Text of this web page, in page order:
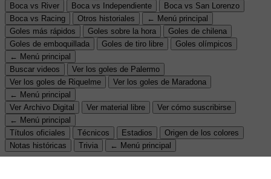
Boca vs River
Boca vs Independiente
Boca vs San Lorenzo
Boca vs Racing
Otros historiales
← Menú principal
Goles más rápidos
Goles sobre la hora
Goles de chilena
Goles de emboquillada
Goles de tiro libre
Goles olímpicos
← Menú principal
Buscar videos
Ver los goles de Palermo
Ver los goles de Riquelme
Ver los goles de Maradona
← Menú principal
Ver Archivo Digital
Ver material libre
Ver cómo suscribirse
← Menú principal
Títulos oficiales
Técnicos Estadios
Origen de los colores
Notas históricas
Trivia ← Menú principal